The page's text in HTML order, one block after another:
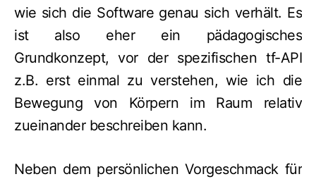
wie sich die Software genau sich verhält. Es
ist also eher ein pädagogisches
Grundkonzept, vor der spezifischen tf-API
z.B. erst einmal zu verstehen, wie ich die
Bewegung von Körpern im Raum relativ
zueinander beschreiben kann.
Neben dem persönlichen Vorgeschmack für